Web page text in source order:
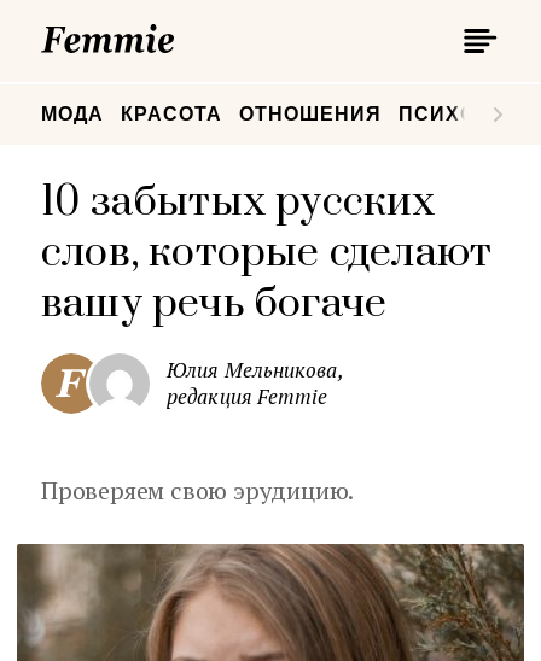
МОДА КРАСОТА ОТНОШЕНИЯ
10 забытых русских
слов, которые сделают
вашу речь богаче
Юлия Мельникова,
редакция Femmie
Проверяем свою эрудицию.